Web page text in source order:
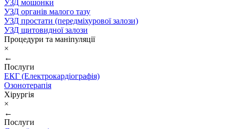
УЗД мошонки
УЗД органів малого тазу
УЗД простати (передміхурової залози)
УЗД щитовидної залози
Процедури та маніпуляції
×
←
Послуги
ЕКГ (Електрокардіографія)
Озонотерапія
Хірургія
×
←
Послуги